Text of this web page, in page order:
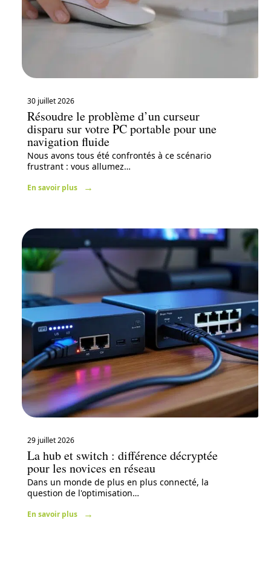
30 juillet 2026
Résoudre le problème d’un curseur
disparu sur votre PC portable pour une
navigation fluide
Nous avons tous été confrontés à ce scénario
frustrant : vous allumez…
En savoir plus
29 juillet 2026
La hub et switch : différence décryptée
pour les novices en réseau
Dans un monde de plus en plus connecté, la
question de l'optimisation…
En savoir plus